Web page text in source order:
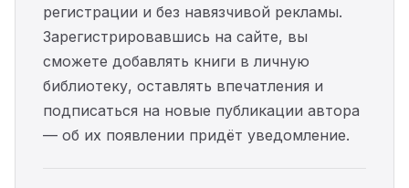
регистрации и без навязчивой рекламы.
Зарегистрировавшись на сайте, вы
сможете добавлять книги в личную
библиотеку, оставлять впечатления и
подписаться на новые публикации автора
— об их появлении придёт уведомление.